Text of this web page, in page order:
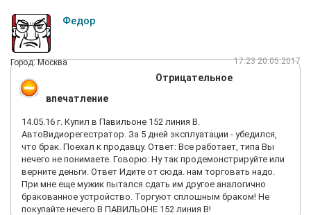
Федор
Город: Москва 17:23 20.05.2017
Отрицательное
впечатление
14.05.16 г. Купил в Павильоне 152 линия В.
АвтоВидиорегестратор. За 5 дней эксплуатации - убедился,
что брак. Поехал к продавцу. Ответ: Все работает, типа Вы
нечего не понимаете. Говорю: Ну так продемонстрируйте или
верните деньги. Ответ Идите от сюда. нам торговать надо.
При мне еще мужик пытался сдать им другое аналогично
бракованное устройство. Торгуют сплошным браком! Не
покупайте нечего В ПАВИЛЬОНЕ 152 линия В!